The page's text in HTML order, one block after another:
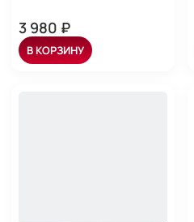
3 980 ₽
В КОРЗИНУ